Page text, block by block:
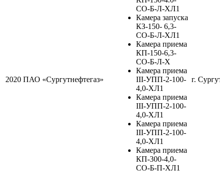
2020 ПАО «Сургутнефтегаз»
СО-Б-Л-ХЛ1
Камера запуска
КЗ-150- 6,3-
СО-Б-Л-ХЛ1
Камера приема
КП-150-6,3-
СО-Б-Л-Х
Камера приема
III-УПП-2-100-
4,0-ХЛ1
Камера приема
III-УПП-2-100-
4,0-ХЛ1
Камера приема
III-УПП-2-100-
4,0-ХЛ1
Камера приема
КП-300-4,0-
СО-Б-П-ХЛ1
г.